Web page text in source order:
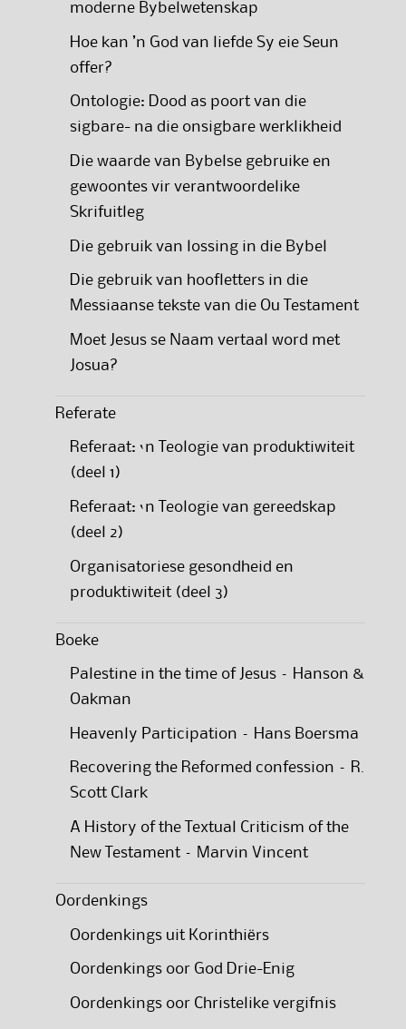
moderne Bybelwetenskap
Hoe kan ’n God van liefde Sy eie Seun
offer?
Ontologie: Dood as poort van die
sigbare- na die onsigbare werklikheid
Die waarde van Bybelse gebruike en
gewoontes vir verantwoordelike
Skrifuitleg
Die gebruik van lossing in die Bybel
Die gebruik van hoofletters in die
Messiaanse tekste van die Ou Testament
Moet Jesus se Naam vertaal word met
Josua?
Referate
Referaat: ‘n Teologie van produktiwiteit
(deel 1)
Referaat: ‘n Teologie van gereedskap
(deel 2)
Organisatoriese gesondheid en
produktiwiteit (deel 3)
Boeke
Palestine in the time of Jesus – Hanson &
Oakman
Heavenly Participation – Hans Boersma
Recovering the Reformed confession – R.
Scott Clark
A History of the Textual Criticism of the
New Testament – Marvin Vincent
Oordenkings
Oordenkings uit Korinthiërs
Oordenkings oor God Drie-Enig
Oordenkings oor Christelike vergifnis